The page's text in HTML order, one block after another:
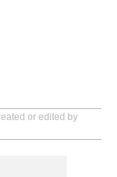
or edited by